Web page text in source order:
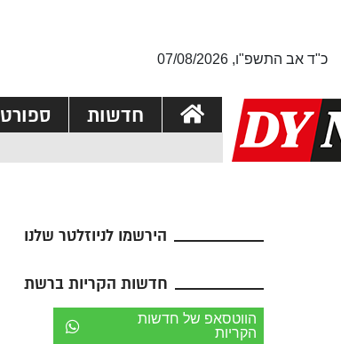
כ"ד אב התשפ"ו, 07/08/2026
חדשות ספורט
הירשמו לניוזלטר שלנו
חדשות הקריות ברשת
הווטסאפ של חדשות
הקריות